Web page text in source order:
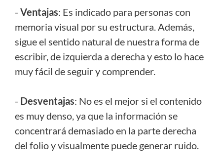
- Ventajas: Es indicado para personas con
memoria visual por su estructura. Además,
sigue el sentido natural de nuestra forma de
escribir, de izquierda a derecha y esto lo hace
muy fácil de seguir y comprender.
- Desventajas: No es el mejor si el contenido
es muy denso, ya que la información se
concentrará demasiado en la parte derecha
del folio y visualmente puede generar ruido.